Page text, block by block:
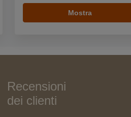
Mostra
Recensioni
dei clienti